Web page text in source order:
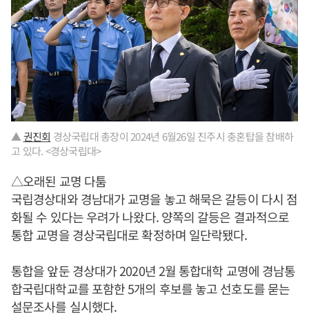
▲권진회 경상국립대 총장이 2024년 6월26일 진주시 충혼탑을 참배하
고 있다. <경상국립대>
△오래된 교명 다툼
국립경상대와 경남대가 교명을 놓고 해묵은 갈등이 다시 점
화될 수 있다는 우려가 나왔다. 양쪽의 갈등은 결과적으로
통합 교명을 경상국립대로 확정하며 일단락됐다.
통합을 앞둔 경상대가 2020년 2월 통합대학 교명에 경남통
합국립대학교를 포함한 5개의 후보를 놓고 선호도를 묻는
설문조사를 실시했다.